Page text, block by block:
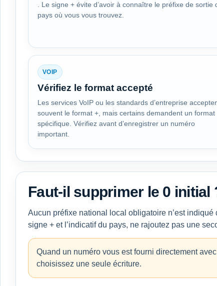
. Le signe + évite d’avoir à connaître le préfixe de sortie
pays où vous vous trouvez.
VOIP
Vérifiez le format accepté
Les services VoIP ou les standards d’entreprise
souvent le format +, mais certains demandent un format
spécifique. Vérifiez avant d’enregistrer un numéro
important.
Faut-il supprimer le 0 initial
Aucun préfixe national local obligatoire n’est
signe + et l’indicatif du pays, ne rajoutez pas une
Quand un numéro vous est fourni directement avec
choisissez une seule écriture.